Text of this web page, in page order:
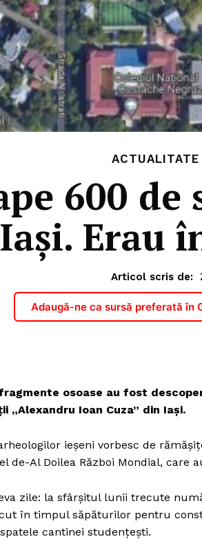
ACTUALITATE
600 de
Iași. Erau
Articol scris de:
Adaugă-ne ca sursă preferată în
osoase au fost
„Alexandru Ioan Cuza” din Iaşi.
ieşeni vorbesc de
de-Al Doilea Război Mondial, care
zile: la sfârşitul lunii trecute
în timpul săpăturilor pentru
cantinei studenţeşti.